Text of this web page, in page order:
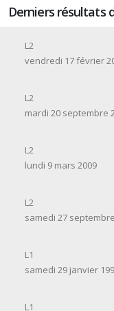
Derniers résultats
L2
vendredi 17 février
L2
mardi 20 septembre
L2
lundi 9 mars 2009
L2
samedi 27
L1
samedi 29 janvier
L1